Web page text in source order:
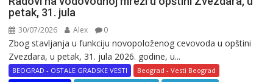
petak, 31. jula
30/07/2026 Alex 0
Zbog stavljanja u funkciju novopoloženog cevovoda u opštini
Zvezdara, u petak, 31. jula 2026. godine, u...
BEOGRAD - OSTALE GRADSKE VESTI
Beograd - Vesti Beograd